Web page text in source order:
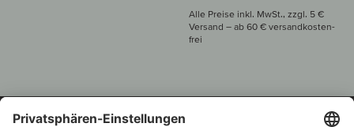
Alle Preise inkl. MwSt., zzgl. 5 €
Versand – ab 60 € versand­kosten­
frei